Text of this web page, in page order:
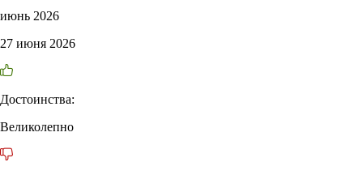
июнь 2026
27 июня 2026
Достоинства:
Великолепно